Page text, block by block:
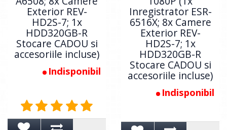
Exterior REV-
HD2S-7; 1x
HDD320GB-R
Stocare CADOU si
accesoriile incluse)
Indisponibil
Inregistrator ESR-
6516X; 8x Camere
Exterior REV-
HD2S-7; 1x
HDD320GB-R
Stocare CADOU si
accesoriile incluse)
Indisponibil